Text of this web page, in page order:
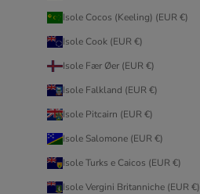
Isole Cocos (Keeling) (EUR €)
Isole Cook (EUR €)
Isole Fær Øer (EUR €)
Isole Falkland (EUR €)
Isole Pitcairn (EUR €)
Isole Salomone (EUR €)
Isole Turks e Caicos (EUR €)
Isole Vergini Britanniche (EUR €)